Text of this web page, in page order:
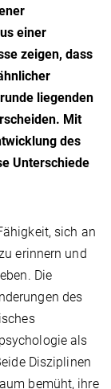
einer
zeigen, dass
liegenden
Mit
des
Unterschiede
sich an
erinnern und
Die
des
als
Disziplinen
bemüht, ihre